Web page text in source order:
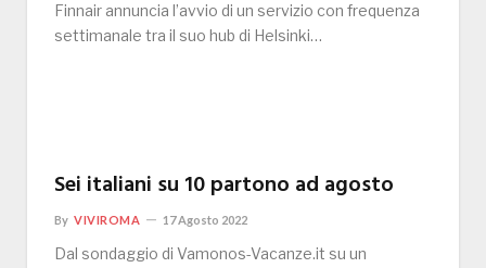
Finnair annuncia l’avvio di un servizio con frequenza
settimanale tra il suo hub di Helsinki…
Sei italiani su 10 partono ad agosto
By VIVIROMA 17 Agosto 2022
Dal sondaggio di Vamonos-Vacanze.it su un